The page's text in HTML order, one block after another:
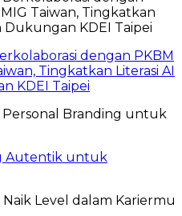
dengan PKBM
Tingkatkan Literasi AI
KDEI Taipei
Autentik untuk